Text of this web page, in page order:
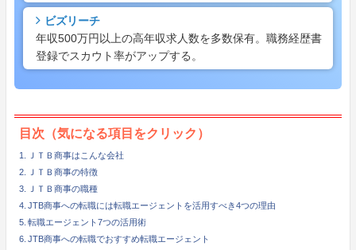
ビズリーチ
年収500万円以上の高年収求人数を多数保有。職務経歴書
登録でスカウト率がアップする。
目次（気になる項目をクリック）
ＪＴＢ商事はこんな会社
ＪＴＢ商事の特徴
ＪＴＢ商事の職種
JTB商事への転職には転職エージェントを活用すべき4つの理由
転職エージェント7つの活用術
JTB商事への転職でおすすめ転職エージェント